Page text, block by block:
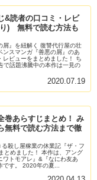
&読者の口コミ・レビ
) 無料で読む方法も
屑』を紐解く 復讐代行屋の壮
ンスマンガ『善悪の屑』のあ
レビューをまとめました！ ち
で話題沸騰中の本作は一見の
2020.07.19
巻あらすじまとめ！ み
無料で読む方法まで徹
殺し屋稼業の休業記『ザ・フ
とめました！ 本作は、アング
ワトモアレ』&『なにわ友あ
す。 2020年の夏...